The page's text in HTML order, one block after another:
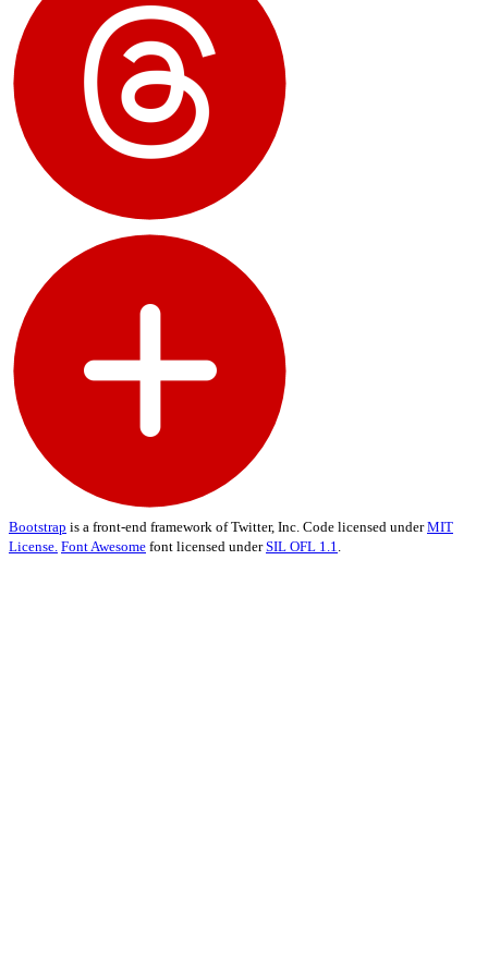
Bootstrap is a front-end framework of Twitter, Inc. Code licensed underMIT
License. Font Awesome font licensed underSIL OFL 1.1.